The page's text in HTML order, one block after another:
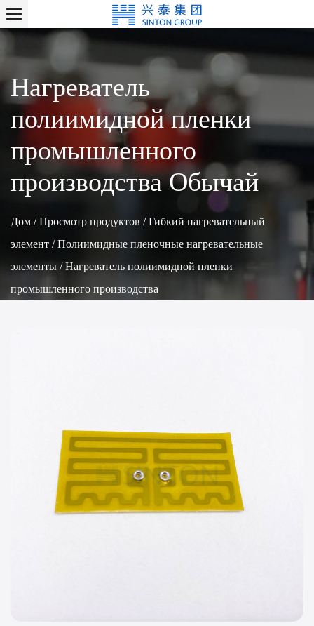
Нагреватель
полиимидной пленки
промышленного
производства Обычай
Дом /Просмотр продуктов /Гибкий нагревательный
элемент /Полиимидные пленочные нагревательные
элементы /Нагреватель полиимидной пленки
промышленного производства